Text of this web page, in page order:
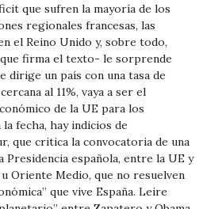
que sufren la mayoría de los
regionales francesas, las
el Reino Unido y, sobre todo,
firma el texto- le sorprende
dirige un país con una tasa de
al 11%, vaya a ser el
de la UE para los
fecha, hay indicios de
que critica la convocatoria de una
Presidencia española, entre la UE y
Oriente Medio, que no resuelven
que vive España. Leire